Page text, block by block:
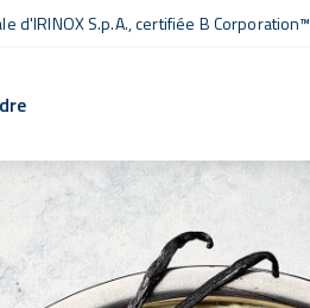
d'IRINOX S.p.A.,certifiée B Corporation™